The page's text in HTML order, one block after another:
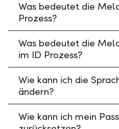
Was bedeutet die
Prozess?
Was bedeutet die
im ID Prozess?
Wie kann ich die
ändern?
Wie kann ich mein